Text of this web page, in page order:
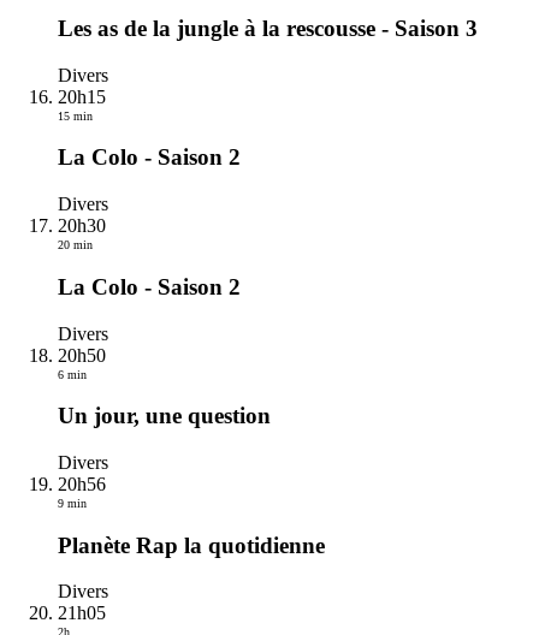
Les as de la jungle à la rescousse - Saison 3
Divers
20h15
15 min
La Colo - Saison 2
Divers
20h30
20 min
La Colo - Saison 2
Divers
20h50
6 min
Un jour, une question
Divers
20h56
9 min
Planète Rap la quotidienne
Divers
21h05